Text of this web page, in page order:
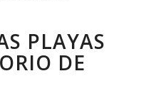
PLAYAS
DE